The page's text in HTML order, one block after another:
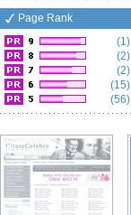
Page Rank
(1)
(2)
(2)
(15)
(56)